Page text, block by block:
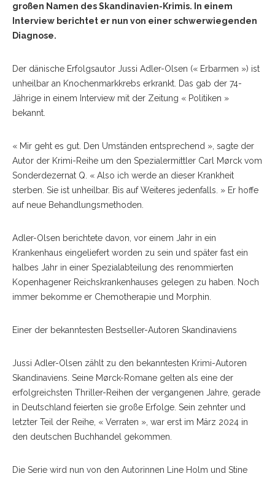
großen Namen des Skandinavien-Krimis. In einem
Interview berichtet er nun von einer schwerwiegenden
Diagnose.
Der dänische Erfolgsautor Jussi Adler-Olsen (« Erbarmen ») ist
unheilbar an Knochenmarkkrebs erkrankt. Das gab der 74-
Jährige in einem Interview mit der Zeitung « Politiken »
bekannt.
« Mir geht es gut. Den Umständen entsprechend », sagte der
Autor der Krimi-Reihe um den Spezialermittler Carl Mørck vom
Sonderdezernat Q. « Also ich werde an dieser Krankheit
sterben. Sie ist unheilbar. Bis auf Weiteres jedenfalls. » Er hoffe
auf neue Behandlungsmethoden.
Adler-Olsen berichtete davon, vor einem Jahr in ein
Krankenhaus eingeliefert worden zu sein und später fast ein
halbes Jahr in einer Spezialabteilung des renommierten
Kopenhagener Reichskrankenhauses gelegen zu haben. Noch
immer bekomme er Chemotherapie und Morphin.
Einer der bekanntesten Bestseller-Autoren Skandinaviens
Jussi Adler-Olsen zählt zu den bekanntesten Krimi-Autoren
Skandinaviens. Seine Mørck-Romane gelten als eine der
erfolgreichsten Thriller-Reihen der vergangenen Jahre, gerade
in Deutschland feierten sie große Erfolge. Sein zehnter und
letzter Teil der Reihe, « Verraten », war erst im März 2024 in
den deutschen Buchhandel gekommen.
Die Serie wird nun von den Autorinnen Line Holm und Stine